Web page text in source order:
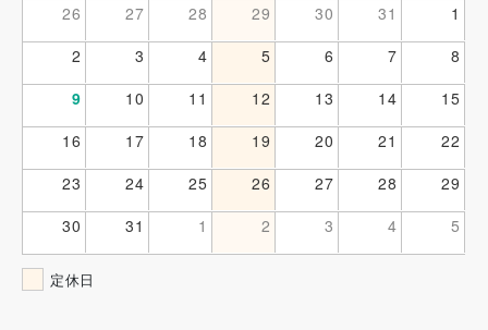
26 27 28 29 30 31
1
2
3 4 5 6 7
8
9
10 11 12 13 14
15
16
17 18 19 20 21
22
23
24 25 26 27 28
29
30
31 1 2 3 4 5
定休日